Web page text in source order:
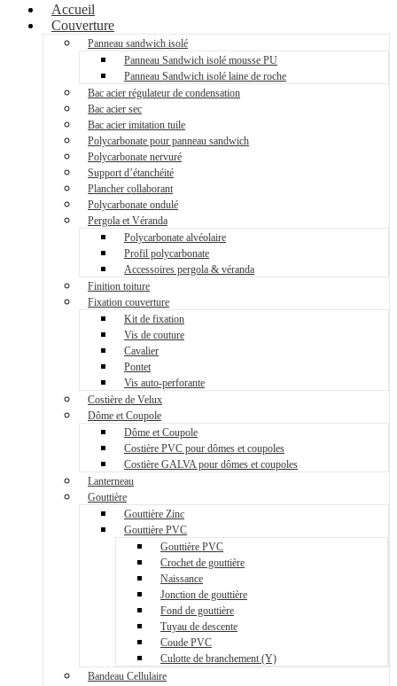
Accueil
Couverture
Panneau sandwich isolé
Panneau Sandwich isolé mousse PU
Panneau Sandwich isolé laine de roche
Bac acier régulateur de condensation
Bac acier sec
Bac acier imitation tuile
Polycarbonate pour panneau sandwich
Polycarbonate nervuré
Support d’étanchéité
Plancher collaborant
Polycarbonate ondulé
Pergola et Véranda
Polycarbonate alvéolaire
Profil polycarbonate
Accessoires pergola & véranda
Finition toiture
Fixation couverture
Kit de fixation
Vis de couture
Cavalier
Pontet
Vis auto-perforante
Costière de Velux
Dôme et Coupole
Dôme et Coupole
Costière PVC pour dômes et coupoles
Costière GALVA pour dômes et coupoles
Lanterneau
Gouttière
Gouttière Zinc
Gouttière PVC
Gouttière PVC
Crochet de gouttière
Naissance
Jonction de gouttière
Fond de gouttière
Tuyau de descente
Coude PVC
Culotte de branchement (Y)
Bandeau Cellulaire